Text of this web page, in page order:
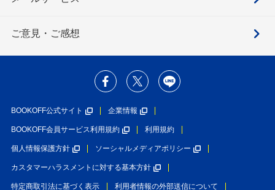
ご意見・ご感想
BOOKOFF公式サイト 企業情報
BOOKOFF会員サービス利用規約 利用規約
個人情報保護方針 ソーシャルメディアポリシー
カスタマーハラスメントに対する基本方針
特定商取引法に基づく表示 利用者情報の外部送信について